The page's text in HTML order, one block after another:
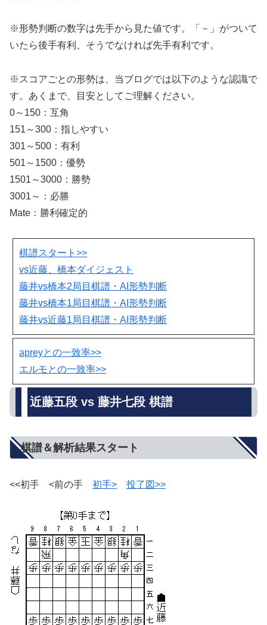
※形勢判断の数字は先手から見た値です。「－」がついて
いたら後手有利、そうでなければ先手有利です。
※スコアごとの形勢は、当ブログでは以下のような認識で
す。あくまで、目安としてご理解ください。
0～150：互角
151～300：指しやすい
301～500：有利
501～1500：優勢
1501～3000：勝勢
3001～：必勝
Mate：勝利確定的
棋譜スタート>>
vs近藤、橋本ダイジェスト
藤井vs橋本2局目棋譜・AI形勢判断
藤井vs橋本1局目棋譜・AI形勢判断
藤井vs近藤1局目棋譜・AI形勢判断
apreyとの一致率>>
エルモとの一致率>>
近藤五段 vs 藤井七段 棋譜
棋譜＆解析結果スタート
<<初手 <前の手 初手> 投了図>>